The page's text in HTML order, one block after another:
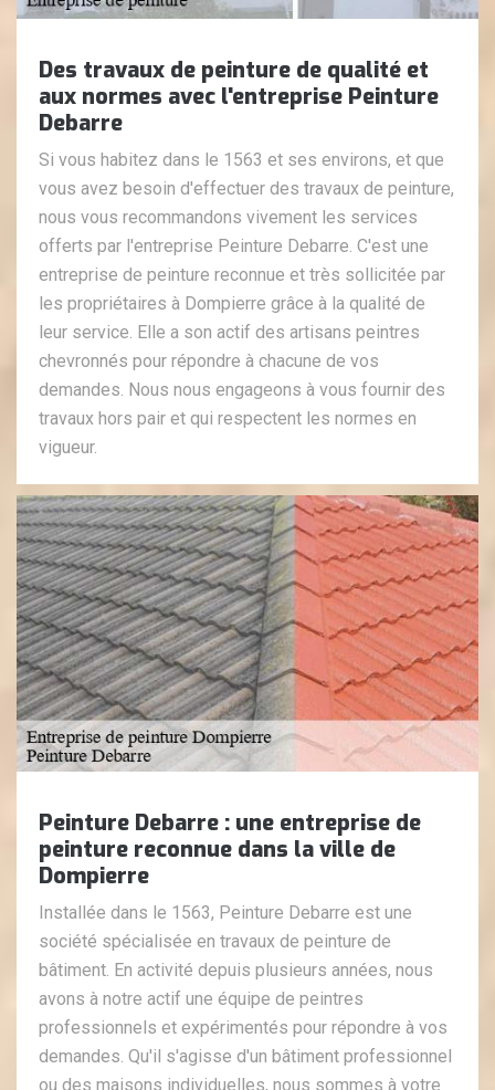
Des travaux de peinture de qualité et
aux normes avec l'entreprise Peinture
Debarre
Si vous habitez dans le 1563 et ses environs, et que
vous avez besoin d'effectuer des travaux de peinture,
nous vous recommandons vivement les services
offerts par l'entreprise Peinture Debarre. C'est une
entreprise de peinture reconnue et très sollicitée par
les propriétaires à Dompierre grâce à la qualité de
leur service. Elle a son actif des artisans peintres
chevronnés pour répondre à chacune de vos
demandes. Nous nous engageons à vous fournir des
travaux hors pair et qui respectent les normes en
vigueur.
Peinture Debarre : une entreprise de
peinture reconnue dans la ville de
Dompierre
Installée dans le 1563, Peinture Debarre est une
société spécialisée en travaux de peinture de
bâtiment. En activité depuis plusieurs années, nous
avons à notre actif une équipe de peintres
professionnels et expérimentés pour répondre à vos
demandes. Qu'il s'agisse d'un bâtiment professionnel
ou des maisons individuelles, nous sommes à votre